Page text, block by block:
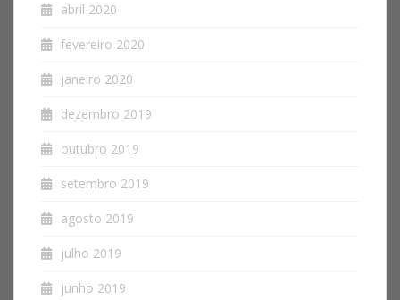
abril 2020
fevereiro 2020
janeiro 2020
dezembro 2019
outubro 2019
setembro 2019
agosto 2019
julho 2019
junho 2019